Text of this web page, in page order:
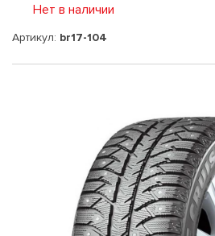
Нет в наличии
Артикул: br17-104